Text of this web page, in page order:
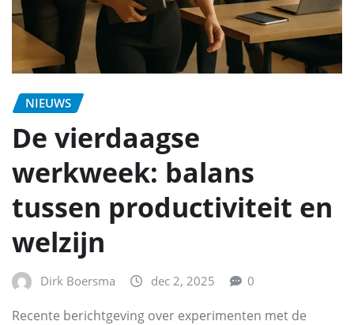
NIEUWS
De vierdaagse
werkweek: balans
tussen productiviteit en
welzijn
Dirk Boersma dec 2, 2025 0
Recente berichtgeving over experimenten met de